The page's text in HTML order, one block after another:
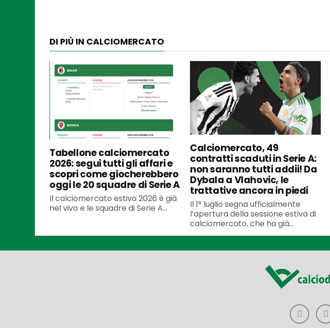
DI PIÙ IN CALCIOMERCATO
Tabellone calciomercato
2026: segui tutti gli affari e
scopri come giocherebbero
oggi le 20 squadre di Serie A
Il calciomercato estivo 2026 è già
nel vivo e le squadre di Serie A...
Calciomercato, 49
contratti scaduti in Serie A:
non saranno tutti addii! Da
Dybala a Vlahovic, le
trattative ancora in piedi
Il 1° luglio segna ufficialmente
l’apertura della sessione estiva di
calciomercato, che ha già...